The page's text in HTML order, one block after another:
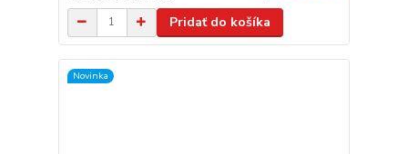
Pridať do košíka
Novinka